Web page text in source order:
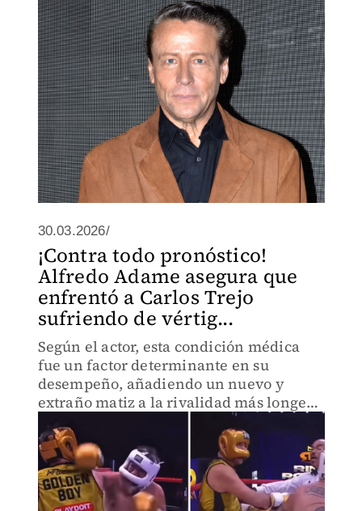
30.03.2026/
¡Contra todo pronóstico!
Alfredo Adame asegura que
enfrentó a Carlos Trejo
sufriendo de vértig...
Según el actor, esta condición médica
fue un factor determinante en su
desempeño, añadiendo un nuevo y
extraño matiz a la rivalidad más longeva